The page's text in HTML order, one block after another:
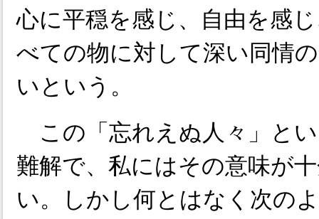
心に平穏を感じ、自由を感
べての物に対して深い同情
いという。
この「忘れえぬ人々」と
難解で、私にはその意味が
い。しかし何とはなく次の